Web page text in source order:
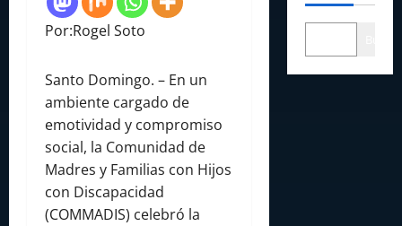
Por:Rogel Soto
Santo Domingo. – En un
ambiente cargado de
emotividad y compromiso
social, la Comunidad de
Madres y Familias con Hijos
con Discapacidad
(COMMADIS) celebró la